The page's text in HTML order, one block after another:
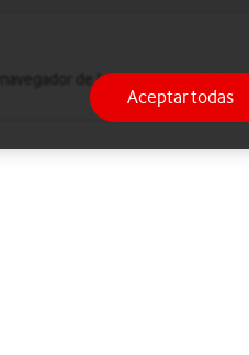
de Internet o cuando has
Aceptar todas